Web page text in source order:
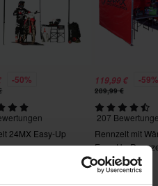
-50%
24MX Easy-Up
119,99 € -59%
289,99 €
207
Rennzelt mit
Easy-Up-